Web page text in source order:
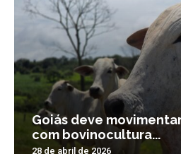
Goiás deve
com bovinocultura...
28 de abril de 2026